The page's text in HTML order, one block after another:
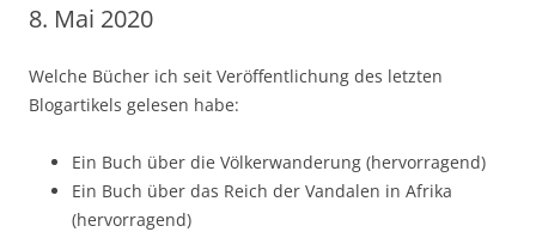
8. Mai 2020
Welche Bücher ich seit Veröffentlichung des letzten
Blogartikels gelesen habe:
Ein Buch über die Völkerwanderung (hervorragend)
Ein Buch über das Reich der Vandalen in Afrika
(hervorragend)